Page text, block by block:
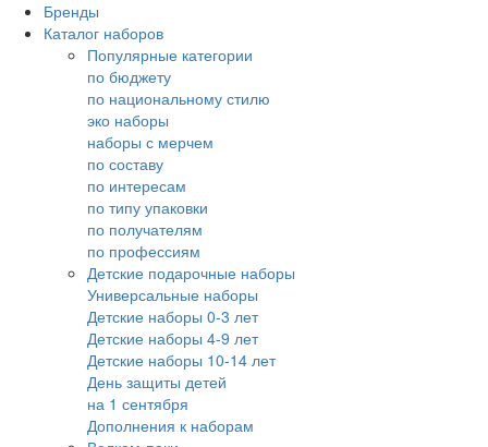
Бренды
Каталог наборов
Популярные категории
по бюджету
по национальному стилю
эко наборы
наборы с мерчем
по составу
по интересам
по типу упаковки
по получателям
по профессиям
Детские подарочные наборы
Универсальные наборы
Детские наборы 0-3 лет
Детские наборы 4-9 лет
Детские наборы 10-14 лет
День защиты детей
на 1 сентября
Дополнения к наборам